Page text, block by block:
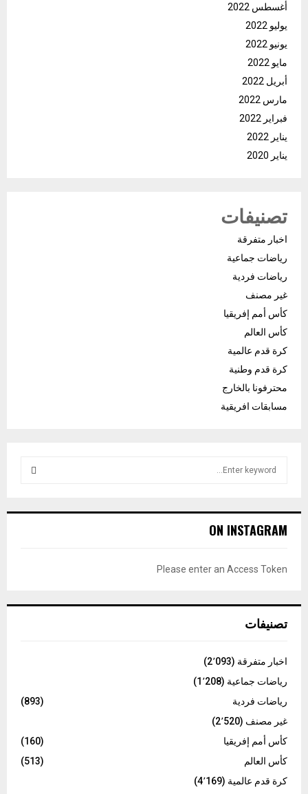
أغسطس 2022
يوليو 2022
يونيو 2022
مايو 2022
أبريل 2022
مارس 2022
فبراير 2022
يناير 2022
يناير 2020
تصنيفات
اخبار متفرقة
رياضات جماعية
رياضات فردية
غير مصنف
كأس أمم إفريقيا
كأس العالم
كرة قدم عالمية
كرة قدم وطنية
محترفونا بالخارج
مسابقات افريقية
h
C
ON INSTAGRAM
Please enter an Access Token
تصنيفات
اخبار متفرقة (2٬093)
رياضات جماعية (1٬208)
رياضات فردية
(893)
غير مصنف (2٬520)
كأس أمم إفريقيا
(160)
كأس العالم
(513)
كرة قدم عالمية (4٬169)